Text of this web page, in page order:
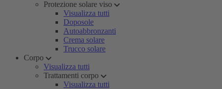
Protezione solare viso
Visualizza tutti
Doposole
Autoabbronzanti
Crema solare
Trucco solare
Corpo
Visualizza tutti
Trattamenti corpo
Visualizza tutti